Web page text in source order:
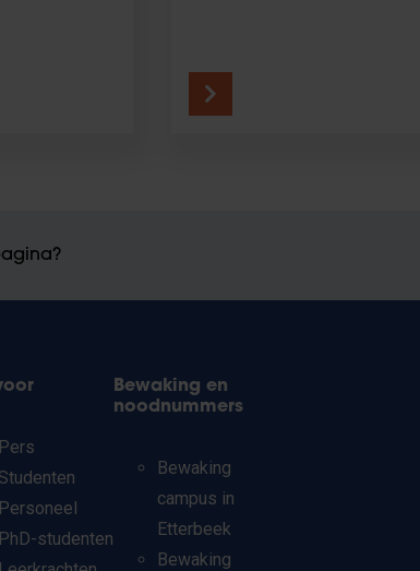
Pers
Studenten
Personeel
PhD-studenten
Bewaking en
noodnummers
Bewaking
campus in
Etterbeek
Bewaking